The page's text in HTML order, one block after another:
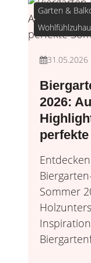
Garten &
31.05.2026
2026:
Sommer